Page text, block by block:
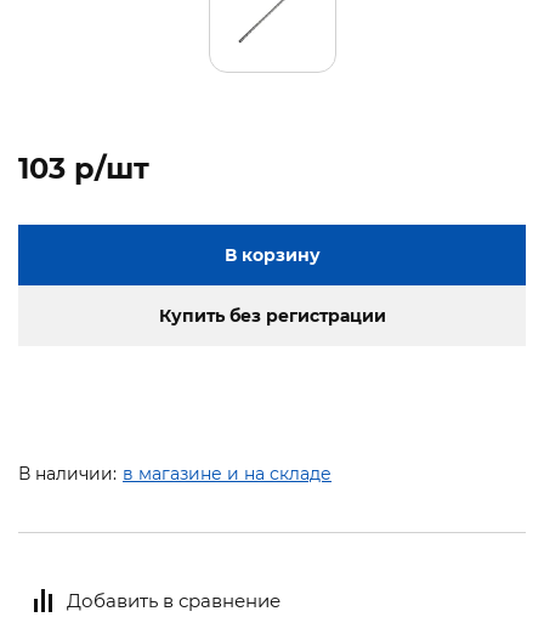
103 p/шт
В корзину
Купить без регистрации
В наличии: в магазине и на складе
Добавить в сравнение